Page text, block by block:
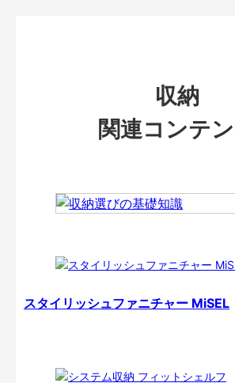
収納
関連コンテ
スタイリッシュファニチャー MiSEL